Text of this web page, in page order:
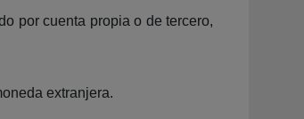
por cuenta propia o de tercero,
extranjera.